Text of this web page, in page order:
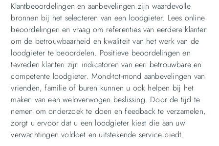
Klantbeoordelingen en aanbevelingen zijn waardevolle
bronnen bij het selecteren van een loodgieter. Lees online
beoordelingen en vraag om referenties van eerdere klanten
om de betrouwbaarheid en kwaliteit van het werk van de
loodgieter te beoordelen. Positieve beoordelingen en
tevreden klanten zijn indicatoren van een betrouwbare en
competente loodgieter. Mond-tot-mond aanbevelingen van
vrienden, familie of buren kunnen u ook helpen bij het
maken van een weloverwogen beslissing. Door de tijd te
nemen om onderzoek te doen en feedback te verzamelen,
zorgt u ervoor dat u een loodgieter kiest die aan uw
verwachtingen voldoet en uitstekende service biedt.